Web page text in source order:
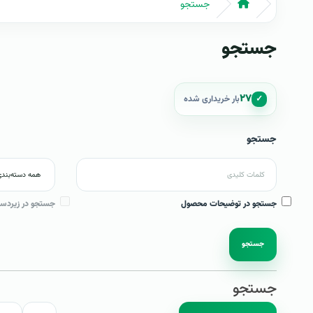
جستجو
جستجو
✓ ۲۷بار خریداری شده
جستجو
جستجو در توضیحات محصول جستجو در
جستجو
جستجو